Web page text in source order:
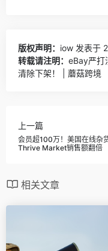
版权声明： iow 发表于
转载请注明： eBay严打
清除下架！ | 蘑菇跨境
上一篇
会员超100万！美国在线杂
Thrive Market销售额翻倍
相关文章